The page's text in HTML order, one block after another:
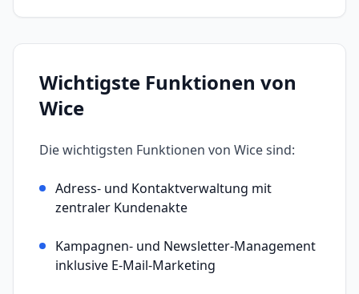
Wichtigste Funktionen von
Wice
Die wichtigsten Funktionen von Wicesind:
Adress- und Kontaktverwaltung mit
zentraler Kundenakte
Kampagnen- und Newsletter-Management
inklusive E-Mail-Marketing